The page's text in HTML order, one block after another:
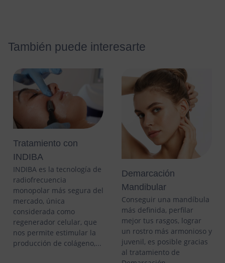
También puede interesarte
Tratamiento con
INDIBA
INDIBA es la tecnología de
radiofrecuencia
monopolar más segura del
mercado, única
considerada como
regenerador celular, que
nos permite estimular la
producción de colágeno,...
Demarcación
Mandibular
Conseguir una mandíbula
más definida, perfilar
mejor tus rasgos, lograr
un rostro más armonioso y
juvenil, es posible gracias
al tratamiento de